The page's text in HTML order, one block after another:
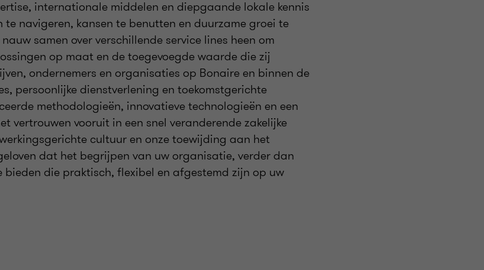
internationale middelen en diepgaande lokale kennis
navigeren, kansen te benutten en duurzame groei te
samen over verschillende service lines heen om
op maat en de toegevoegde waarde die zij
ondernemers en organisaties op Bonaire en binnen de
persoonlijke dienstverlening en toekomstgerichte
methodologieën, innovatieve technologieën en een
vertrouwen vooruit in een snel veranderende zakelijke
cultuur en onze toewijding aan het
dat het begrijpen van uw organisatie, verder dan
die praktisch, flexibel en afgestemd zijn op uw